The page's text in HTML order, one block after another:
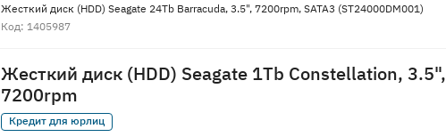
Жесткий диск (HDD) Seagate 24Tb Barracuda, 3.5", 7200rpm, SATA3 (ST24000DM001)
Код: 1405987
Жесткий диск (HDD) Seagate 1Tb Constellation, 3.5",
7200rpm
Кредит для юрлиц